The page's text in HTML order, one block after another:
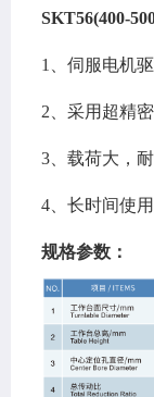
SKT56(400-
1、伺服电机
2、采用超精
3、载荷大，
4、长时间使
规格参数：